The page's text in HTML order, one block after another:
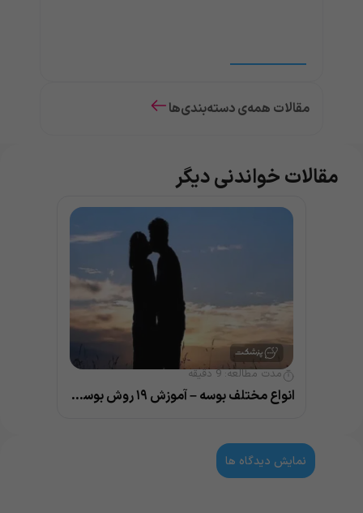
مقالات همه‌ی دسته‌بندی‌ها
مقالات خواندنی دیگر
مدت مطالعه:9 دقیقه
انواع مختلف بوسه – آموزش ۱۹ روش بوسیدن و نکات مهم آن
نمایش دیدگاه ها